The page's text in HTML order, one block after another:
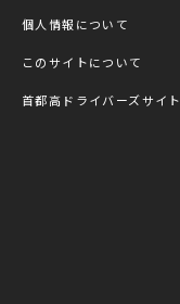
個人情報について
このサイトについて
首都高ドライバーズサイト